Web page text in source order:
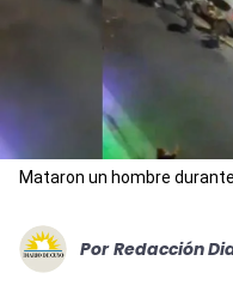
Mataron un hombre
Por Redacción